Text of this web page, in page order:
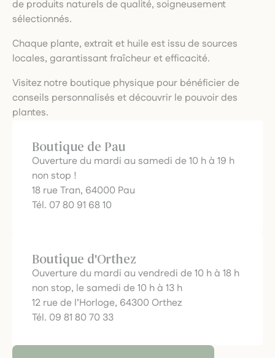
de produits naturels de qualité, soigneusement
sélectionnés.
Chaque plante, extrait et huile est issu de sources
locales, garantissant fraîcheur et efficacité.
Visitez notre boutique physique pour bénéficier de
conseils personnalisés et découvrir le pouvoir des
plantes.
Boutique de Pau
Ouverture du mardi au samedi de 10 h à 19 h
non stop !
18 rue Tran, 64000 Pau
Tél. 07 80 91 68 10
Boutique d'Orthez
Ouverture du mardi au vendredi de 10 h à 18 h
non stop, le samedi de 10 h à 13 h
12 rue de l’Horloge, 64300 Orthez
Tél. 09 81 80 70 33